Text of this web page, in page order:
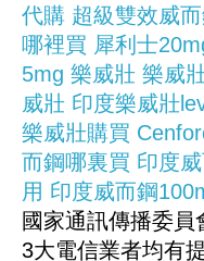
代購 超級雙效威
哪裡買 犀利士
5mg 樂威壯 樂威
威壯 印度樂威壯
樂威壯購買
而鋼哪裏買 印度
用 印度威而鋼
國家通訊傳播委員
3大電信業者均有